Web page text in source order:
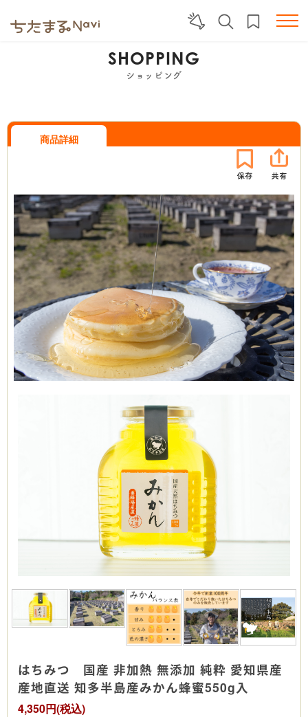
SHOPPING
ショッピング
商品詳細
はちみつ 国産 非加熱 無添加 純粋 愛知県産
産地直送 知多半島産みかん蜂蜜550g入
4,350円(税込)